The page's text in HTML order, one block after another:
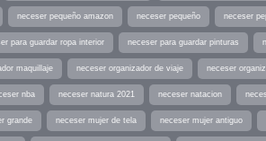
neceser pequeño amazon neceser pequeño neceser
para guardar ropa interior neceser para guardar pinturas
maquillaje neceser organizador de viaje neceser
nba neceser natura 2021 neceser natacion
grande neceser mujer de tela neceser mujer antiguo